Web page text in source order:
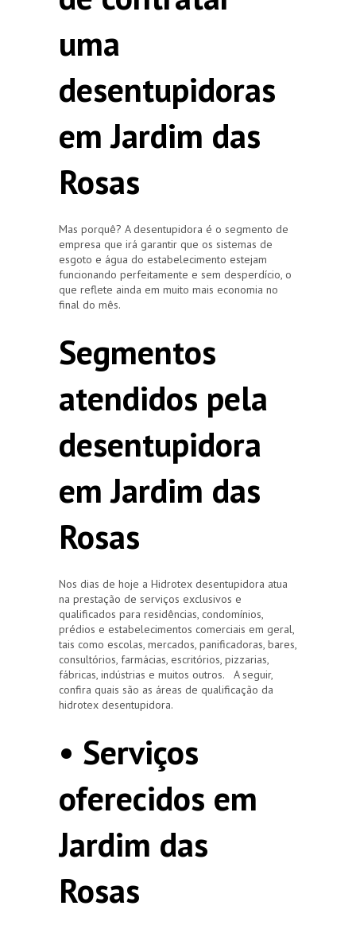
uma
desentupidoras
em Jardim das
Rosas
Mas porquê? A desentupidora é o segmento de
empresa que irá garantir que os sistemas de
esgoto e água do estabelecimento estejam
funcionando perfeitamente e sem desperdício, o
que reflete ainda em muito mais economia no
final do mês.
Segmentos
atendidos pela
desentupidora
em Jardim das
Rosas
Nos dias de hoje a Hidrotex desentupidora atua
na prestação de serviços exclusivos e
qualificados para residências, condomínios,
prédios e estabelecimentos comerciais em geral,
tais como escolas, mercados, panificadoras, bares,
consultórios, farmácias, escritórios, pizzarias,
fábricas, indústrias e muitos outros. A seguir,
confira quais são as áreas de qualificação da
hidrotex desentupidora.
• Serviços
oferecidos em
Jardim das
Rosas